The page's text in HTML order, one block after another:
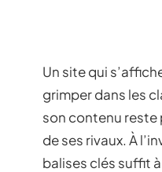
Un site qui
grimper dans les
son contenu reste
de ses rivaux. À
balises clés suffit